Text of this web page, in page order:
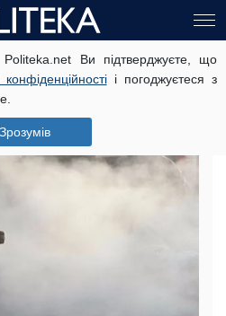
Ви підтверджуєте, що
і погоджуєтеся з
Зрозумів
в Дніпрі:
воду”, фото